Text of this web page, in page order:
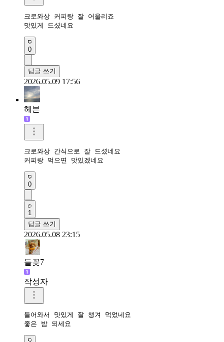
크로와상 커피랑 잘 어울리죠
맛있게 드셨네요
0
답글 쓰기
2026.05.09 17:56
헤븐
크로와상 간식으로 잘 드셨네요
커피랑 먹으면 맛있겠네요
0
1
답글 쓰기
2026.05.08 23:15
들꽃7
작성자
들어와서 맛있게 잘 챙겨 먹었네요
좋은 밤 되세요